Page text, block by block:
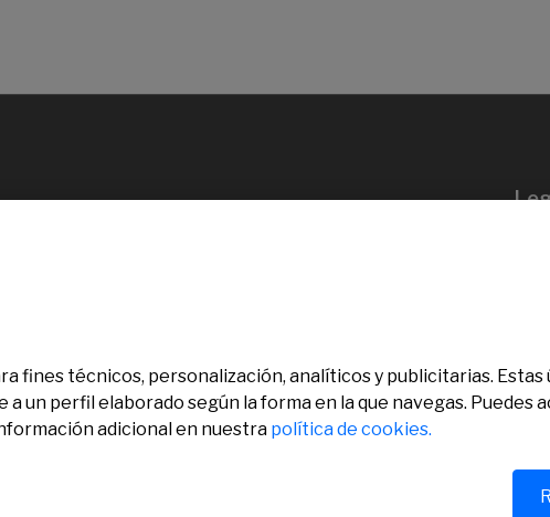
fines técnicos, personalización, analíticos y publicitarias.
un perfil elaborado según la forma en la que navegas. Puedes
adicional en nuestra política de cookies.